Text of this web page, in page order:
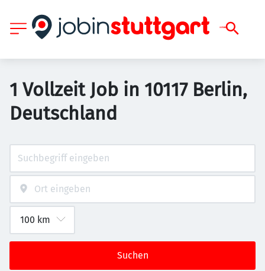
1 Vollzeit Job in 10117 Berlin,
Deutschland
Suchen